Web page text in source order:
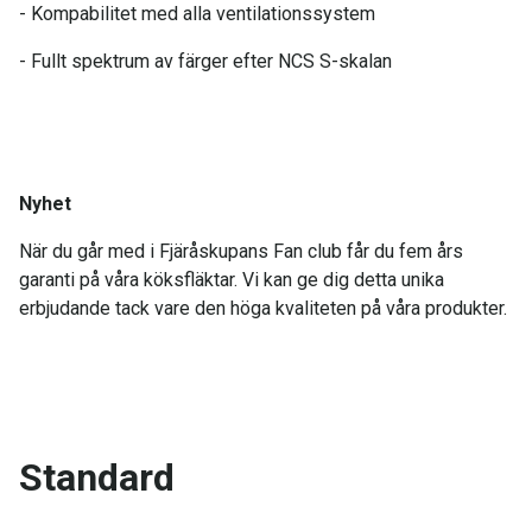
- Kompabilitet med alla ventilationssystem
- Fullt spektrum av färger efter NCS S-skalan
Nyhet
När du går med i Fjäråskupans Fan club får du fem års
garanti på våra köksfläktar. Vi kan ge dig detta unika
erbjudande tack vare den höga kvaliteten på våra produkter.
Standard